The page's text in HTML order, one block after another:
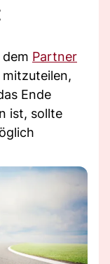
Partner
mitzuteilen,
Ende
ist, sollte